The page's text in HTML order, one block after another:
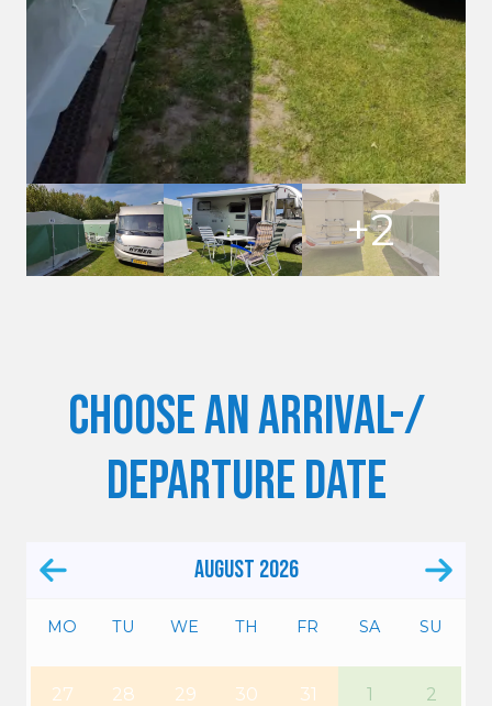
Choose an arrival-/
departure date
August 2026
MO TU WE TH FR SA SU
27 28 29 30 31 1 2